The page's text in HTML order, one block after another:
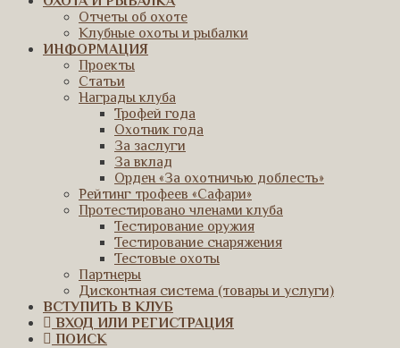
Отчеты об охоте
Клубные охоты и рыбалки
ИНФОРМАЦИЯ
Проекты
Статьи
Награды клуба
Трофей года
Охотник года
За заслуги
За вклад
Орден «За охотничью доблесть»
Рейтинг трофеев «Сафари»
Протестировано членами клуба
Тестирование оружия
Тестирование снаряжения
Тестовые охоты
Партнеры
Дисконтная система (товары и услуги)
ВСТУПИТЬ В КЛУБ
ВХОД ИЛИ РЕГИСТРАЦИЯ
ПОИСК